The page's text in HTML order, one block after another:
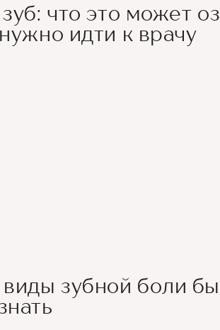
что это может
идти к врачу
зубной боли